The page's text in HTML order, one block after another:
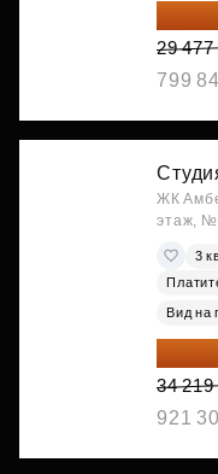
26
29
799
ЖК
этаж,
3
Вид на
26
34
921